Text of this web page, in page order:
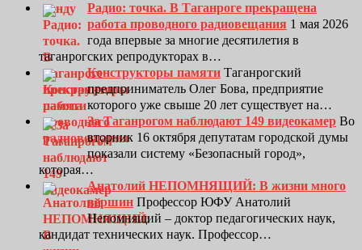
Радио: точка. В Таганроге прекращена
работа проводного радиовещания 1 мая 2026
года впервые за многие десятилетия в
таганрогских репродукторах в…
Конструкторы памяти Таганрогский
предприниматель Олег Бова, предприятие
которого уже свыше 20 лет существует на…
За Таганрогом наблюдают 149 видеокамер Во
вторник 16 октября депутатам городской думы
показали систему «Безопасный город»,
которая…
Анатолий НЕПОМНЯЩИЙ: В жизни много
вершин Профессор ЮФУ Анатолий
Непомнящий – доктор педагогических наук,
кандидат технических наук. Профессор…